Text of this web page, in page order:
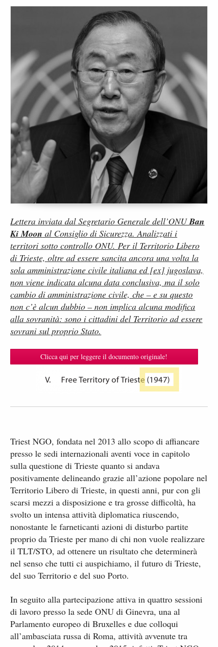
Lettera inviata dal Segretario Generale dell’ONUBan
Ki Moon al Consiglio di Sicurezza. Analizzati i
territori sotto controllo ONU. Per il Territorio Libero
di Trieste, oltre ad essere sancita ancora una volta la
sola amministrazione civile italiana ed [ex] jugoslava,
non viene indicata alcuna data conclusiva, ma il solo
cambio di amministrazione civile, che – e su questo
non c’è alcun dubbio – non implica alcuna modifica
alla sovranità: sono i cittadini del Territorio ad essere
sovrani sul proprio Stato.
Clicca qui per leggere il documento originale!
Triest NGO, fondata nel 2013 allo scopo di affiancare
presso le sedi internazionali aventi voce in capitolo
sulla questione di Trieste quanto si andava
positivamente delineando grazie all’azione popolare nel
Territorio Libero di Trieste, in questi anni, pur con gli
scarsi mezzi a disposizione e tra grosse difficoltà, ha
svolto un intensa attività diplomatica riuscendo,
nonostante le farneticanti azioni di disturbo partite
proprio da Trieste per mano di chi non vuole realizzare
il TLT/STO, ad ottenere un risultato che determinerà
nel senso che tutti ci auspichiamo, il futuro di Trieste,
del suo Territorio e del suo Porto.
In seguito alla partecipazione attiva in quattro sessioni
di lavoro presso la sede ONU di Ginevra, una al
Parlamento europeo di Bruxelles e due colloqui
all’ambasciata russa di Roma, attività avvenute tra